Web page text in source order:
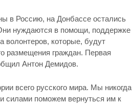
в Россию, на Донбассе остались
нуждаются в помощи, поддержке
волонтеров, которые, будут
размещения граждан. Первая
Антон Демидов.
всего русского мира. Мы никогда
силами поможем вернуться им к